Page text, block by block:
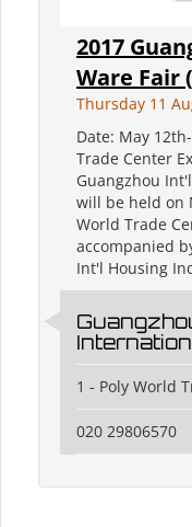
2017
Ware Fair
Thursday 11
Date: May
Trade Center
Guangzhou
will be held on
World Trade
accompanied
Int'l Housing
1 - Poly World
020 29806570